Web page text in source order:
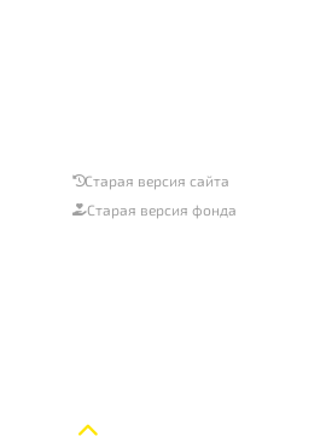
Старая версия сайта
Старая версия фонда